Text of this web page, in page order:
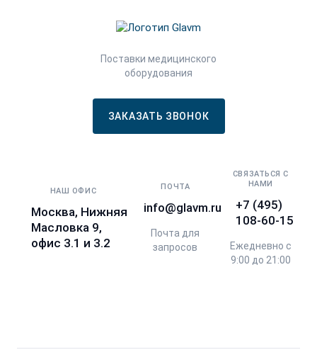
Поставки медицинского
оборудования
ЗАКАЗАТЬ ЗВОНОК
НАШ ОФИС
Москва, Нижняя
Масловка 9,
офис 3.1 и 3.2
ПОЧТА
info@glavm.ru
Почта для
запросов
СВЯЗАТЬСЯ С
НАМИ
+7 (495)
108-60-15
Ежедневно с
9:00 до 21:00